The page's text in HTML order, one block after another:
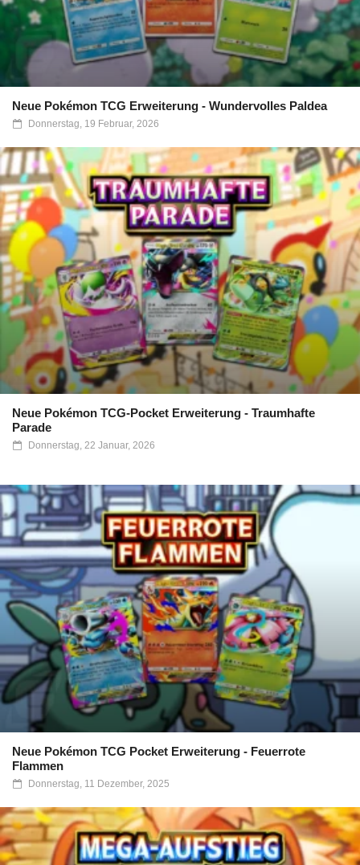
Neue Pokémon TCG Erweiterung - Wundervolles Paldea
Donnerstag, 19 Februar, 2026
Neue Pokémon TCG-Pocket Erweiterung - Traumhafte
Parade
Donnerstag, 22 Januar, 2026
Neue Pokémon TCG Pocket Erweiterung - Feuerrote
Flammen
Donnerstag, 11 Dezember, 2025